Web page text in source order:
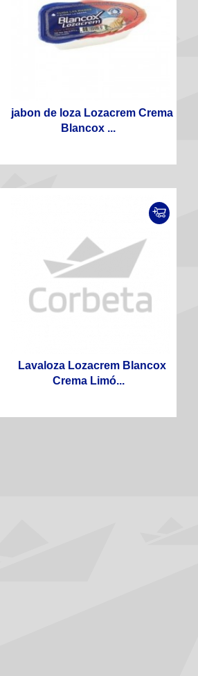
jabon de loza Lozacrem Crema
Blancox ...
Lavaloza Lozacrem Blancox
Crema Limó...